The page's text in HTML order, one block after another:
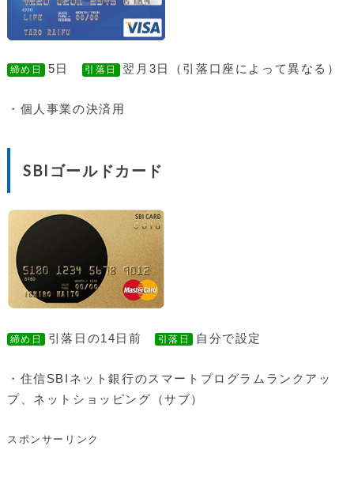
締め日 5日 引落日 翌月3日（引落口座によって異なる）
・個人事業の決済用
SBIゴールドカード
締め日 引落日の14日前 引落日 自分で設定
・住信SBIネット銀行のスマートプログラムランクアッ
プ、ネットショッピング（サブ）
スポンサーリンク